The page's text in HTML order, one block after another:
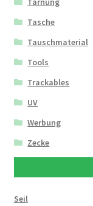
Tasche
Tauschmaterial
Tools
Trackables
UV
Werbung
Zecke
Seil